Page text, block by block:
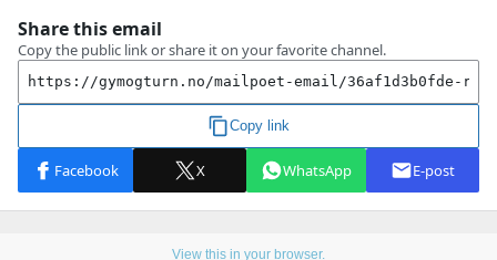
View this in your browser.